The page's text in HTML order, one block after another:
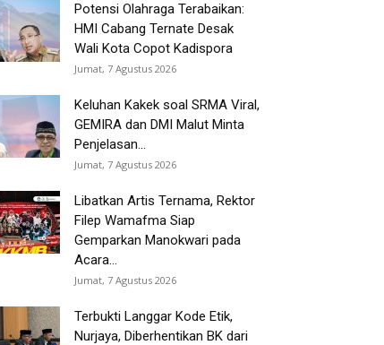
Potensi Olahraga Terabaikan:
HMI Cabang Ternate Desak
Wali Kota Copot Kadispora
Jumat, 7 Agustus 2026
Keluhan Kakek soal SRMA Viral,
GEMIRA dan DMI Malut Minta
Penjelasan...
Jumat, 7 Agustus 2026
Libatkan Artis Ternama, Rektor
Filep Wamafma Siap
Gemparkan Manokwari pada
Acara...
Jumat, 7 Agustus 2026
Terbukti Langgar Kode Etik,
Nurjaya, Diberhentikan BK dari